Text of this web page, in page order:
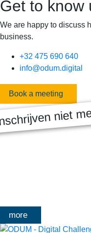
Get to know
We are happy to discuss
business.
+32 475 690 640
info@odum.digital
Book a meeting
niet
MASTERCLASS
more